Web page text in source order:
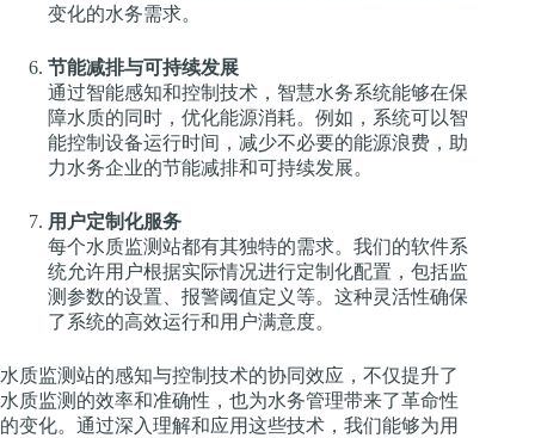
变化的水务需求。
节能减排与可持续发展
通过智能感知和控制技术，智慧水务系统能够在保
障水质的同时，优化能源消耗。例如，系统可以智
能控制设备运行时间，减少不必要的能源浪费，助
力水务企业的节能减排和可持续发展。
用户定制化服务
每个水质监测站都有其独特的需求。我们的软件系
统允许用户根据实际情况进行定制化配置，包括监
测参数的设置、报警阈值定义等。这种灵活性确保
了系统的高效运行和用户满意度。
水质监测站的感知与控制技术的协同效应，不仅提升了
水质监测的效率和准确性，也为水务管理带来了革命性
的变化。通过深入理解和应用这些技术，我们能够为用